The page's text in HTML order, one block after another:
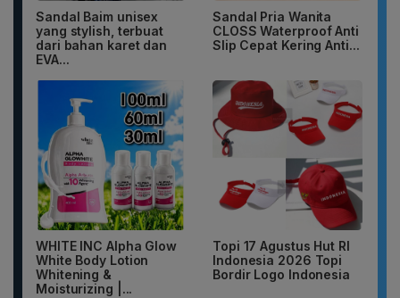
Sandal Baim unisex
yang stylish, terbuat
dari bahan karet dan
EVA...
Sandal Pria Wanita
CLOSS Waterproof Anti
Slip Cepat Kering Anti...
WHITE INC Alpha Glow
White Body Lotion
Whitening &
Moisturizing |...
Topi 17 Agustus Hut RI
Indonesia 2026 Topi
Bordir Logo Indonesia